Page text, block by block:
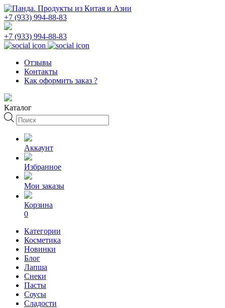
+7 (933) 994-88-83
+7 (933) 994-88-83
Отзывы
Контакты
Как оформить заказ ?
Каталог
Поиск
товаров
Аккаунт
Избранное
Мои заказы
Корзина
0
Категории
Косметика
Новинки
Блог
Лапша
Снеки
Пасты
Соусы
Сладости